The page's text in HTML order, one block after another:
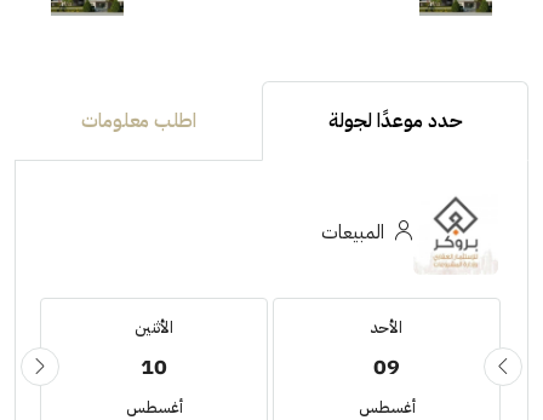
حدد موعدًا لجولة اطلب معلومات
المبيعات
الأحد
09
أغسطس
الأثنين
10
أغسطس